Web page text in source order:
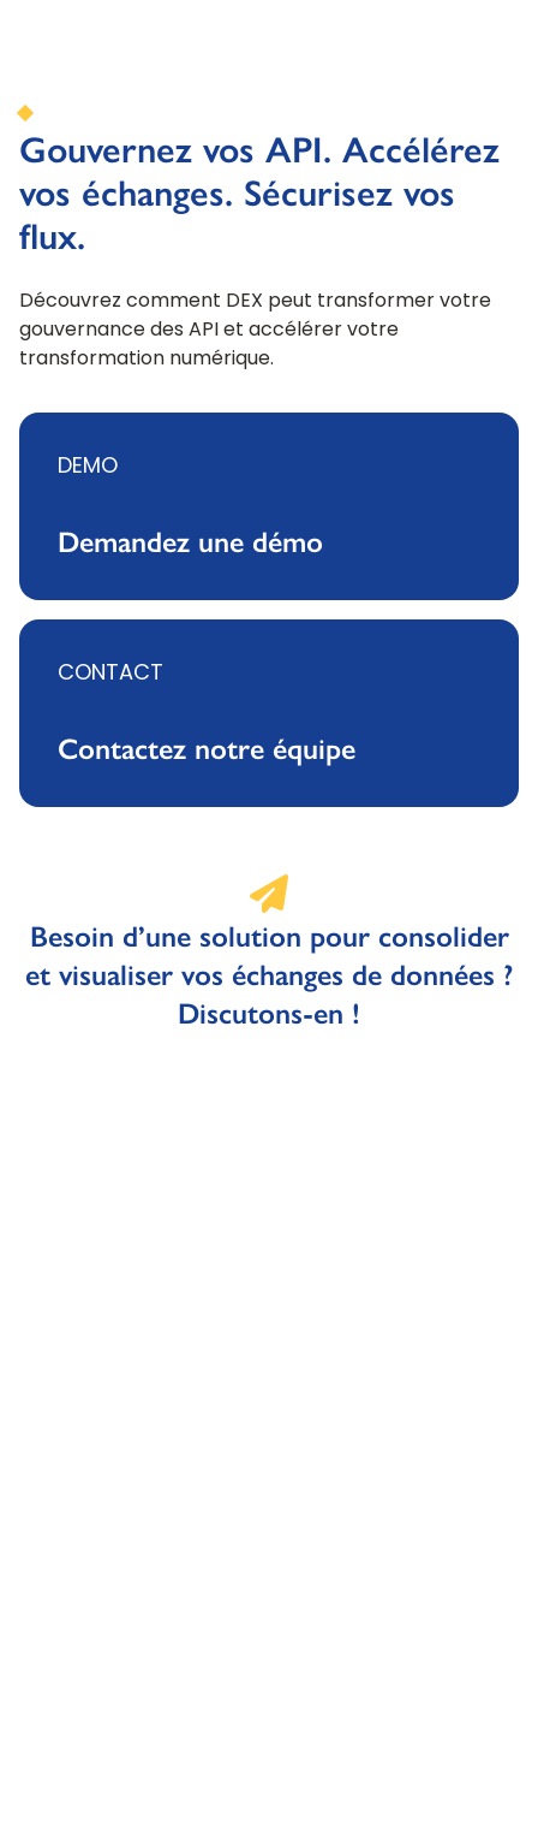
Gouvernez vos API. Accélérez
vos échanges. Sécurisez vos
flux.
Découvrez comment DEX peut transformer votre
gouvernance des API et accélérer votre
transformation numérique.
DEMO
Demandez une démo
CONTACT
Contactez notre équipe
Besoin d’une solution pour consolider
et visualiser vos échanges de données ?
Discutons-en !